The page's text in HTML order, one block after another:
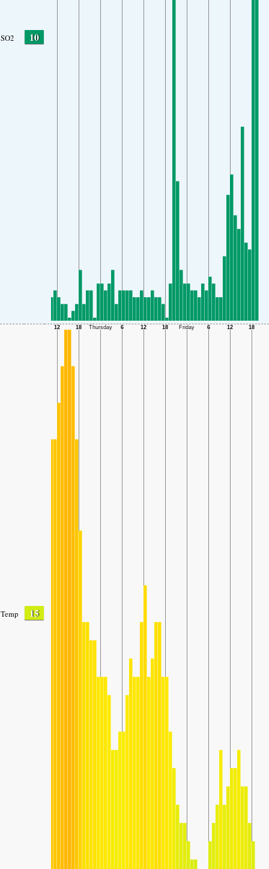
SO2 10
Temp 15